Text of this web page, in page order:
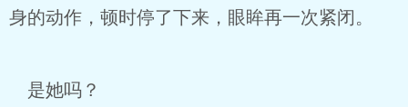
身的动作，顿时停了下来，眼眸再一次紧闭。
是她吗？